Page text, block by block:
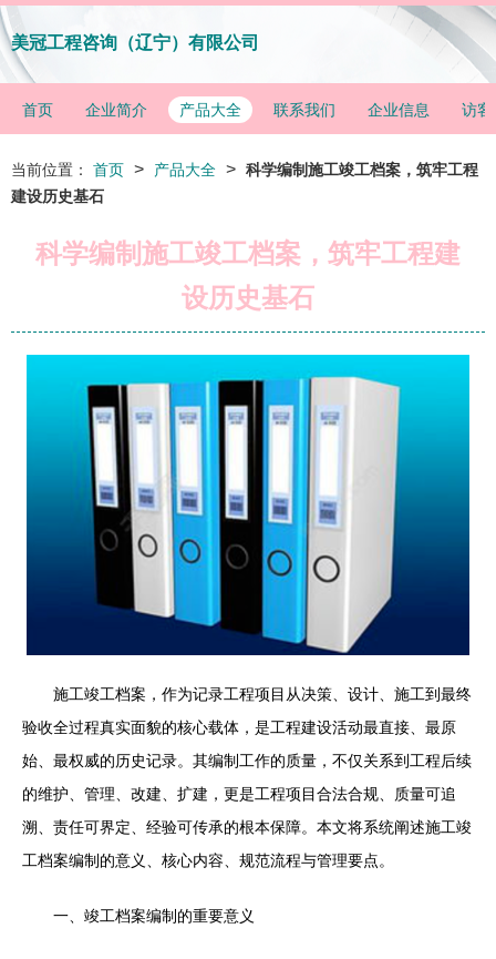
美冠工程咨询（辽宁）有限公司
首页 企业简介 产品大全 联系我们 企业信息 访客
当前位置： 首页 > 产品大全 > 科学编制施工竣工档案，筑牢工程
建设历史基石
科学编制施工竣工档案，筑牢工程建
设历史基石
施工竣工档案，作为记录工程项目从决策、设计、施工到最终
验收全过程真实面貌的核心载体，是工程建设活动最直接、最原
始、最权威的历史记录。其编制工作的质量，不仅关系到工程后续
的维护、管理、改建、扩建，更是工程项目合法合规、质量可追
溯、责任可界定、经验可传承的根本保障。本文将系统阐述施工竣
工档案编制的意义、核心内容、规范流程与管理要点。
一、竣工档案编制的重要意义